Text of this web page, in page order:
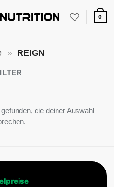
0
» REIGN
die deiner Auswahl